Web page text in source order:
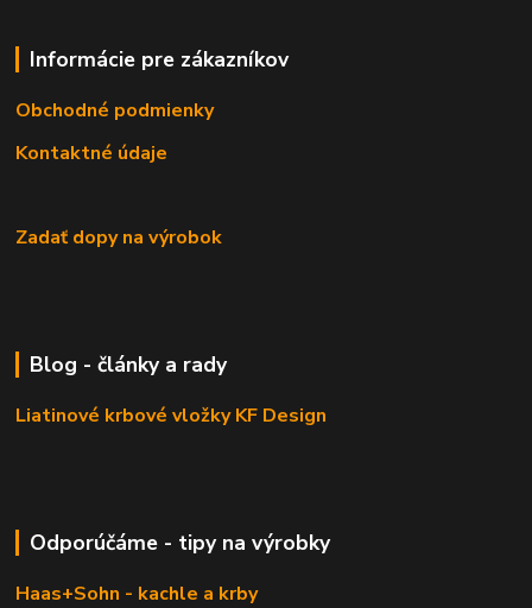
Informácie pre zákazníkov
Obchodné podmienky
Kontaktné údaje
Zadať dopy na výrobok
Blog - články a rady
Liatinové krbové vložky KF Design
Odporúčáme - tipy na výrobky
Haas+Sohn - kachle a krby